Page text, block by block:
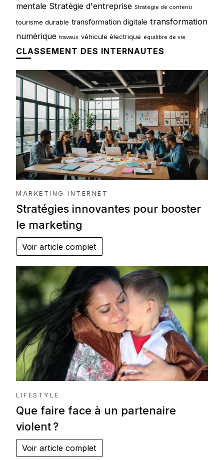
mentale Stratégie d'entreprise Stratégie de contenu
tourisme durable transformation digitale transformation
numérique travaux véhicule électrique équilibre de vie
CLASSEMENT DES INTERNAUTES
MARKETING INTERNET
Stratégies innovantes pour booster
le marketing
Voir article complet
LIFESTYLE
Que faire face à un partenaire
violent ?
Voir article complet